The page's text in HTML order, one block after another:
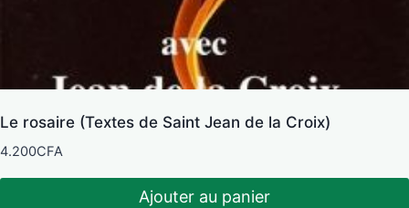
Le rosaire (Textes de Saint Jean de la Croix)
4.200CFA
Ajouter au panier